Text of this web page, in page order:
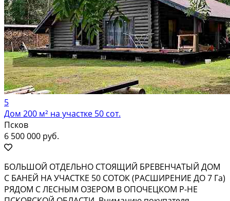
5
Дом 200 м² на участке 50 сот.
Псков
6 500 000 руб.
БОЛЬШОЙ ОТДЕЛЬНО СТОЯЩИЙ БРЕВЕНЧАТЫЙ ДОМ
С БАНЕЙ НА УЧАСТКЕ 50 СОТОК (РАСШИРЕНИЕ ДО 7 Га)
РЯДОМ С ЛЕСНЫМ ОЗЕРОМ В ОПОЧЕЦКОМ Р-НЕ